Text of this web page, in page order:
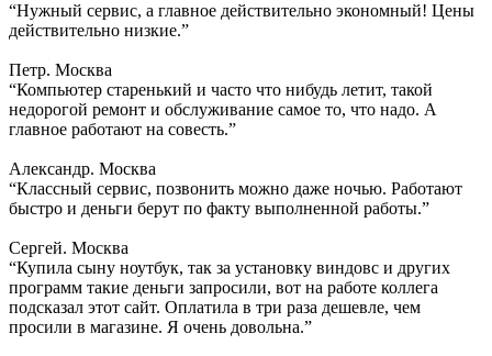
“Нужный сервис, а главное действительно экономный! Цены
действительно низкие.”
Петр. Москва
“Компьютер старенький и часто что нибудь летит, такой
недорогой ремонт и обслуживание самое то, что надо. А
главное работают на совесть.”
Александр. Москва
“Классный сервис, позвонить можно даже ночью. Работают
быстро и деньги берут по факту выполненной работы.”
Сергей. Москва
“Купила сыну ноутбук, так за установку виндовс и других
программ такие деньги запросили, вот на работе коллега
подсказал этот сайт. Оплатила в три раза дешевле, чем
просили в магазине. Я очень довольна.”